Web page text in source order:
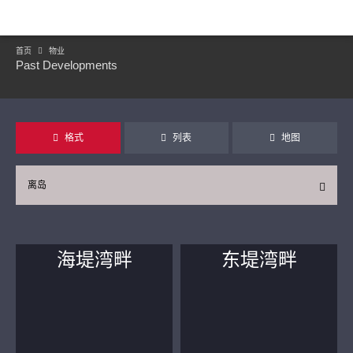
首页 物业
Past Developments
格式 列表 地图
离岛
海堤湾畔 东堤湾畔